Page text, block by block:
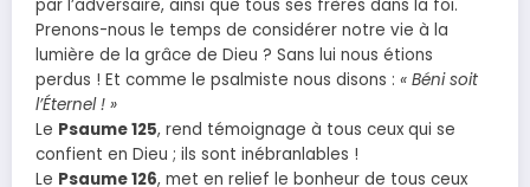
par l’adversaire, ainsi que tous ses frères dans la foi.
Prenons-nous le temps de considérer notre vie à la
lumière de la grâce de Dieu ? Sans lui nous étions
perdus ! Et comme le psalmiste nous disons : « Béni soit
l’Éternel ! »
Le Psaume 125, rend témoignage à tous ceux qui se
confient en Dieu ; ils sont inébranlables !
Le Psaume 126, met en relief le bonheur de tous ceux